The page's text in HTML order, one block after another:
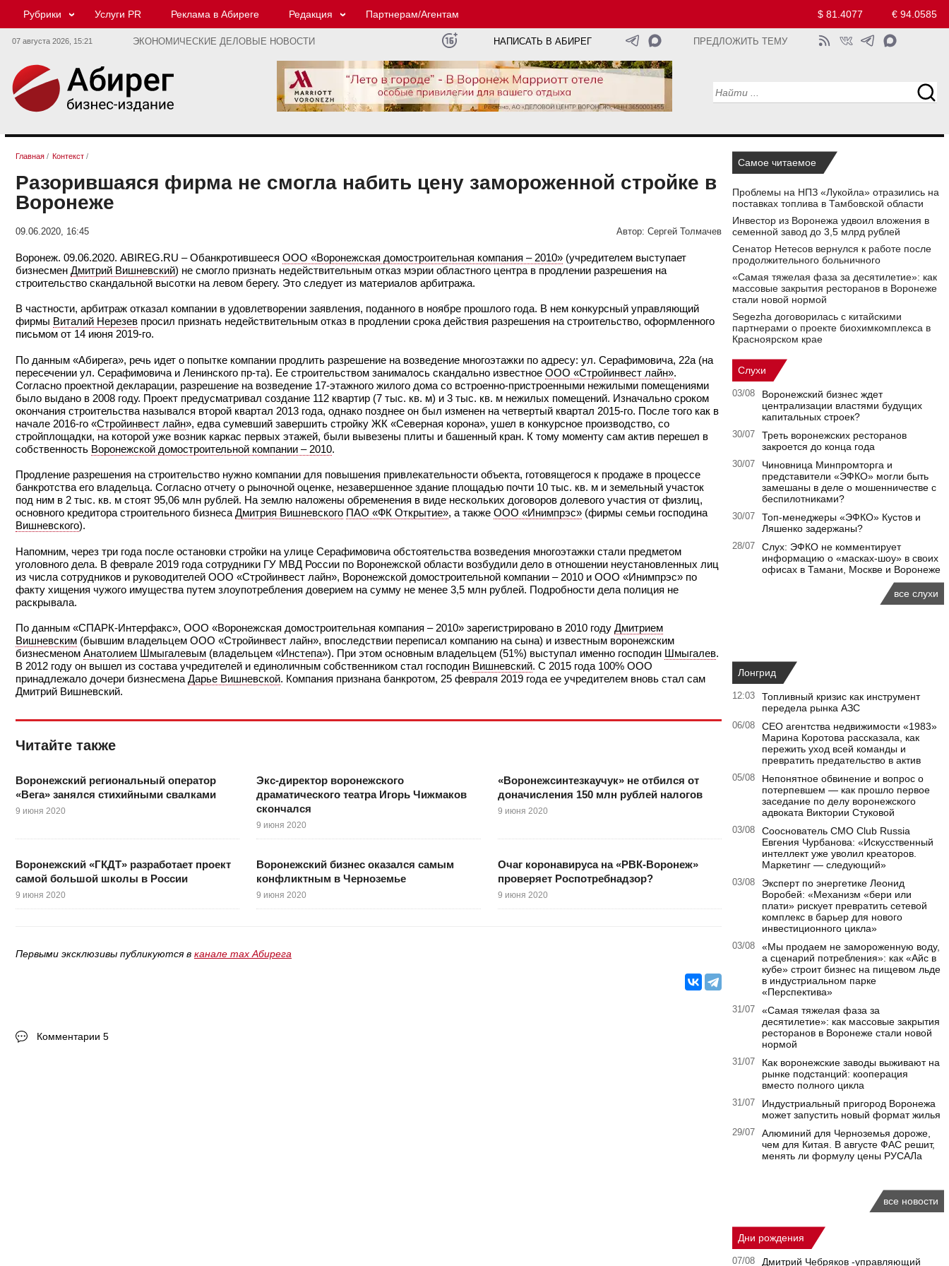
Рубрики Услуги PR Реклама в Абиреге Редакция Партнерам/Агентам $ 81.4077 € 94.0585
07 августа 2026, 15:21 ЭКОНОМИЧЕСКИЕ ДЕЛОВЫЕ НОВОСТИ НАПИСАТЬ В АБИРЕГ ПРЕДЛОЖИТЬ ТЕМУ
Главная / Контекст /
Разорившаяся фирма не смогла набить цену замороженной стройке в
Воронеже
09.06.2020, 16:45 Автор: Сергей Толмачев
Воронеж. 09.06.2020. ABIREG.RU – Обанкротившееся ООО «Воронежская домостроительная компания – 2010» (учредителем выступает
бизнесмен Дмитрий Вишневский) не смогло признать недействительным отказ мэрии областного центра в продлении разрешения на
строительство скандальной высотки на левом берегу. Это следует из материалов арбитража.
В частности, арбитраж отказал компании в удовлетворении заявления, поданного в ноябре прошлого года. В нем конкурсный управляющий
фирмы Виталий Нерезев просил признать недействительным отказ в продлении срока действия разрешения на строительство, оформленного
письмом от 14 июня 2019-го.
По данным «Абирега», речь идет о попытке компании продлить разрешение на возведение многоэтажки по адресу: ул. Серафимовича, 22а (на
пересечении ул. Серафимовича и Ленинского пр-та). Ее строительством занималось скандально известное ООО «Стройинвест лайн».
Согласно проектной декларации, разрешение на возведение 17-этажного жилого дома со встроенно-пристроенными нежилыми помещениями
было выдано в 2008 году. Проект предусматривал создание 112 квартир (7 тыс. кв. м) и 3 тыс. кв. м нежилых помещений. Изначально сроком
окончания строительства назывался второй квартал 2013 года, однако позднее он был изменен на четвертый квартал 2015-го. После того как в
начале 2016-го «Стройинвест лайн», едва сумевший завершить стройку ЖК «Северная корона», ушел в конкурсное производство, со
стройплощадки, на которой уже возник каркас первых этажей, были вывезены плиты и башенный кран. К тому моменту сам актив перешел в
собственность Воронежской домостроительной компании – 2010.
Продление разрешения на строительство нужно компании для повышения привлекательности объекта, готовящегося к продаже в процессе
банкротства его владельца. Согласно отчету о рыночной оценке, незавершенное здание площадью почти 10 тыс. кв. м и земельный участок
под ним в 2 тыс. кв. м стоят 95,06 млн рублей. На землю наложены обременения в виде нескольких договоров долевого участия от физлиц,
основного кредитора строительного бизнеса Дмитрия Вишневского ПАО «ФК Открытие», а также ООО «Инимпрэс» (фирмы семьи господина
Вишневского).
Напомним, через три года после остановки стройки на улице Серафимовича обстоятельства возведения многоэтажки стали предметом
уголовного дела. В феврале 2019 года сотрудники ГУ МВД России по Воронежской области возбудили дело в отношении неустановленных лиц
из числа сотрудников и руководителей ООО «Стройинвест лайн», Воронежской домостроительной компании – 2010 и ООО «Инимпрэс» по
факту хищения чужого имущества путем злоупотребления доверием на сумму не менее 3,5 млн рублей. Подробности дела полиция не
раскрывала.
По данным «СПАРК-Интерфакс», ООО «Воронежская домостроительная компания – 2010» зарегистрировано в 2010 году Дмитрием
Вишневским (бывшим владельцем ООО «Стройинвест лайн», впоследствии переписал компанию на сына) и известным воронежским
бизнесменом Анатолием Шмыгалевым (владельцем «Инстепа»). При этом основным владельцем (51%) выступал именно господин Шмыгалев.
В 2012 году он вышел из состава учредителей и единоличным собственником стал господин Вишневский. С 2015 года 100% ООО
принадлежало дочери бизнесмена Дарье Вишневской. Компания признана банкротом, 25 февраля 2019 года ее учредителем вновь стал сам
Дмитрий Вишневский.
Читайте также
Воронежский региональный оператор
«Вега» занялся стихийными свалками
9 июня 2020
Экс-директор воронежского
драматического театра Игорь Чижмаков
скончался
9 июня 2020
«Воронежсинтезкаучук» не отбился от
доначисления 150 млн рублей налогов
9 июня 2020
Воронежский «ГКДТ» разработает проект
самой большой школы в России
9 июня 2020
Воронежский бизнес оказался самым
конфликтным в Черноземье
9 июня 2020
Очаг коронавируса на «РВК-Воронеж»
проверяет Роспотребнадзор?
9 июня 2020
Первыми эксклюзивы публикуются в канале max Абирега
Комментарии 5
Самое читаемое
Проблемы на НПЗ «Лукойла» отразились на
поставках топлива в Тамбовской области
Инвестор из Воронежа удвоил вложения в
семенной завод до 3,5 млрд рублей
Сенатор Нетесов вернулся к работе после
продолжительного больничного
«Самая тяжелая фаза за десятилетие»: как
массовые закрытия ресторанов в Воронеже
стали новой нормой
Segezha договорилась с китайскими
партнерами о проекте биохимкомплекса в
Красноярском крае
Слухи
03/08
Воронежский бизнес ждет
централизации властями будущих
капитальных строек?
30/07
Треть воронежских ресторанов
закроется до конца года
30/07
Чиновница Минпромторга и
представители «ЭФКО» могли быть
замешаны в деле о мошенничестве с
беспилотниками?
30/07
Топ-менеджеры «ЭФКО» Кустов и
Ляшенко задержаны?
28/07
Слух: ЭФКО не комментирует
информацию о «масках-шоу» в своих
офисах в Тамани, Москве и Воронеже
все слухи
Лонгрид
12:03
Топливный кризис как инструмент
передела рынка АЗС
06/08
CEO агентства недвижимости «1983»
Марина Коротова рассказала, как
пережить уход всей команды и
превратить предательство в актив
05/08
Непонятное обвинение и вопрос о
потерпевшем — как прошло первое
заседание по делу воронежского
адвоката Виктории Стуковой
03/08
Сооснователь CMO Club Russia
Евгения Чурбанова: «Искусственный
интеллект уже уволил креаторов.
Маркетинг — следующий»
03/08
Эксперт по энергетике Леонид
Воробей: «Механизм «бери или
плати» рискует превратить сетевой
комплекс в барьер для нового
инвестиционного цикла»
03/08
«Мы продаем не замороженную воду,
а сценарий потребления»: как «Айс в
кубе» строит бизнес на пищевом льде
в индустриальном парке
«Перспектива»
31/07
«Самая тяжелая фаза за
десятилетие»: как массовые закрытия
ресторанов в Воронеже стали новой
нормой
31/07
Как воронежские заводы выживают на
рынке подстанций: кооперация
вместо полного цикла
31/07
Индустриальный пригород Воронежа
может запустить новый формат жилья
29/07
Алюминий для Черноземья дороже,
чем для Китая. В августе ФАС решит,
менять ли формулу цены РУСАЛа
все новости
Дни рождения
07/08
Дмитрий Чебряков -управляющий